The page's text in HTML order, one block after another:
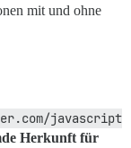
mit und ohne
javascript
Herkunft für